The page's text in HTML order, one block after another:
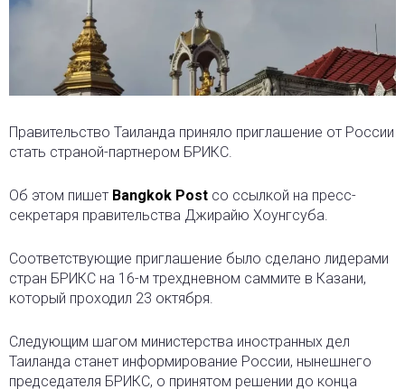
Правительство Таиланда приняло приглашение от России
стать страной-партнером БРИКС.
Об этом пишет Bangkok Post со ссылкой на пресс-
секретаря правительства Джирайю Хоунгсуба.
Соответствующие приглашение было сделано лидерами
стран БРИКС на 16-м трехдневном саммите в Казани,
который проходил 23 октября.
Следующим шагом министерства иностранных дел
Таиланда станет информирование России, нынешнего
председателя БРИКС, о принятом решении до конца